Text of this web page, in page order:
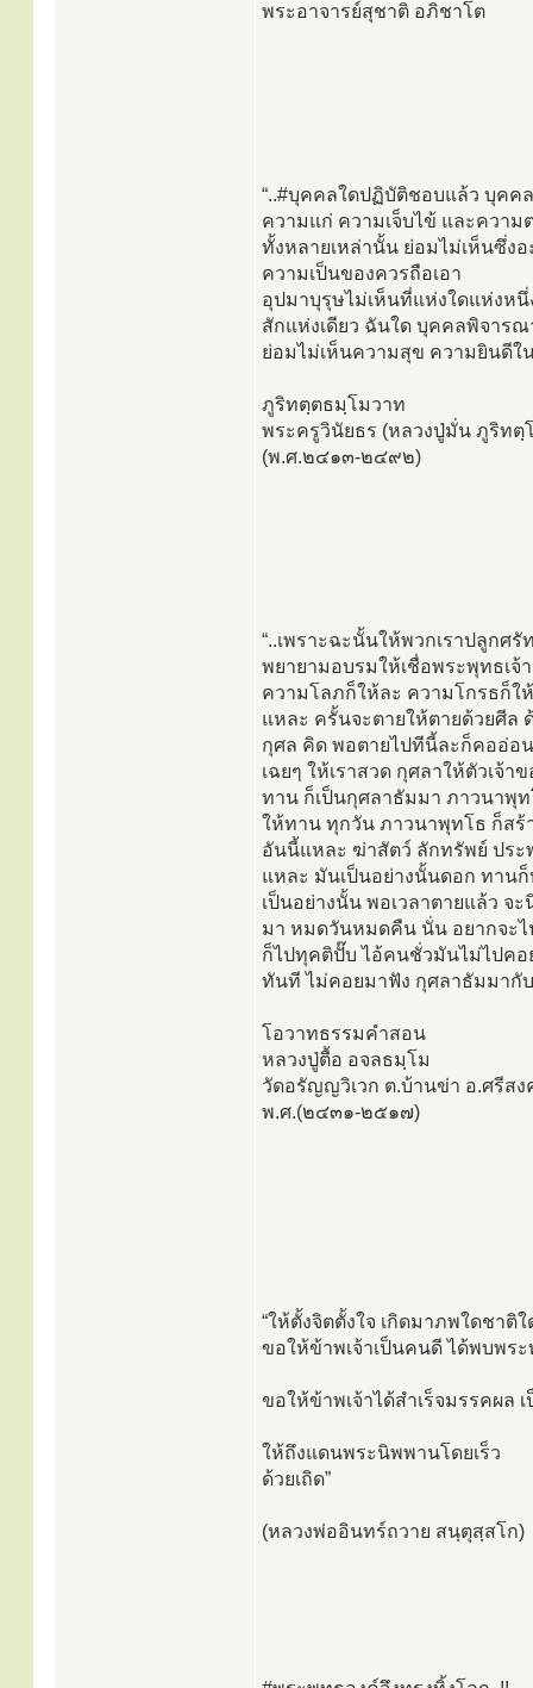
พระอาจารย์สุชาติ อภิชาโต
“..#บุคคลใดปฏิบัติชอบแล้ว บุคค
ความแก่ ความเจ็บไข้ และควา
ทั้งหลายเหล่านั้น ย่อมไม่เห็นซึ่ง
ความเป็นของควรถือเอา
อุปมาบุรุษไม่เห็นที่แห่งใดแห่งห
สักแห่งเดียว ฉันใด บุคคลพิจาร
ย่อมไม่เห็นความสุข ความยินดีใ
ภูริทตฺตธมฺโมวาท
พระครูวินัยธร (หลวงปู่มั่น ภูริทตฺ
(พ.ศ.๒๔๑๓-๒๔๙๒)
“..เพราะฉะนั้นให้พวกเราปลูกศ
พยายามอบรมให้เชื่อพระพุทธเ
ความโลภก็ให้ละ ความโกรธก็ใ
แหละ ครั้นจะตายให้ตายด้วยศีล
กุศล คิด พอตายไปทีนี้ละก็คออ่อ
เฉยๆ ให้เราสวด กุศลาให้ตัวเจ้
ทาน ก็เป็นกุศลาธัมมา ภาวนาพุ
ให้ทาน ทุกวัน ภาวนาพุทโธ ก็สร้
อันนี้แหละ ฆ่าสัตว์ ลักทรัพย์ ปร
แหละ มันเป็นอย่างนั้นดอก ทาน
เป็นอย่างนั้น พอเวลาตายแล้ว
มา หมดวันหมดคืน นั่น อยากจะไ
ก็ไปทุคติปั๊บ ไอ้คนชั่วมันไม่ไปค
ทันที ไม่คอยมาฟัง กุศลาธัมมากับ
โอวาทธรรมคำสอน
หลวงปู่ตื้อ อจลธมฺโม
วัดอรัญญวิเวก ต.บ้านข่า อ.ศรีส
พ.ศ.(๒๔๓๑-๒๕๑๗)
“ให้ตั้งจิตตั้งใจ เกิดมาภพใดชาติใ
ขอให้ข้าพเจ้าเป็นคนดี ได้พบพร
ขอให้ข้าพเจ้าได้สำเร็จมรรคผล
ให้ถึงแดนพระนิพพานโดยเร็ว
ด้วยเถิด”
(หลวงพ่ออินทร์ถวาย สนฺตุสฺสโก)